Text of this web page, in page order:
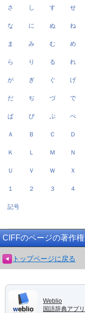
さ し す せ
な に ぬ ね
ま み む め
ら り る れ
が ぎ ぐ げ
だ ぢ づ で
ぱ ぴ ぷ ぺ
Ａ Ｂ Ｃ Ｄ
Ｋ Ｌ Ｍ Ｎ
Ｕ Ｖ Ｗ Ｘ
１ ２ ３ ４
記号
CIFFのページの著作権
トップページに戻る
Weblio
国語辞典アプリ